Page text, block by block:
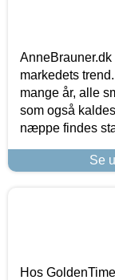
markedets
mange år, alle
som også
næppe findes
Se
Hos